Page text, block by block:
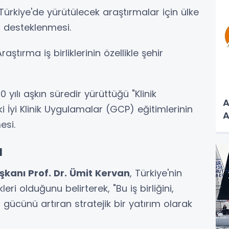
yürütülecek araştırmalar için ülke
iş birliklerinin özellikle şehir
yılı aşkın süredir yürüttüğü "Klinik
İyi Klinik Uygulamalar (GCP) eğitimlerinin
Prof. Dr. Ümit Kervan, Türkiye'nin
olduğunu belirterek, "Bu iş birliğini,
artıran stratejik bir yatırım olarak